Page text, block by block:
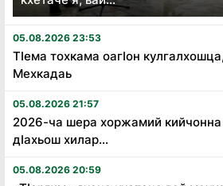
05.08.2026 23:53
Тӏема тохкама оагӏон
Мехкадаь
05.08.2026 21:57
2026-ча шера хоржамий кийчонна
дӏахьош хилар...
05.08.2026 20:59